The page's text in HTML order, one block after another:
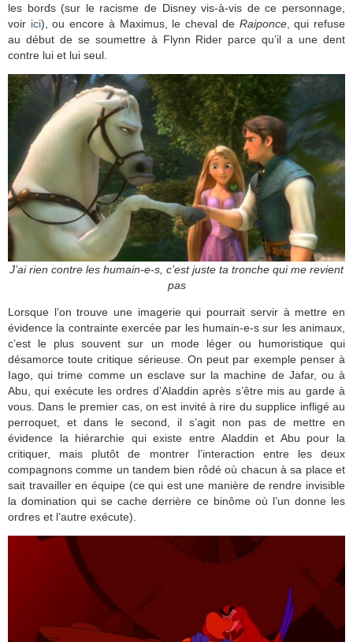
les bords (sur le racisme de Disney vis-à-vis de ce personnage,
voir ici), ou encore à Maximus, le cheval de Raiponce, qui refuse
au début de se soumettre à Flynn Rider parce qu’il a une dent
contre lui et lui seul.
J’ai rien contre les humain-e-s, c’est juste ta tronche qui me revient
pas
Lorsque l’on trouve une imagerie qui pourrait servir à mettre en
évidence la contrainte exercée par les humain-e-s sur les animaux,
c’est le plus souvent sur un mode léger ou humoristique qui
désamorce toute critique sérieuse. On peut par exemple penser à
Iago, qui trime comme un esclave sur la machine de Jafar, ou à
Abu, qui exécute les ordres d’Aladdin après s’être mis au garde à
vous. Dans le premier cas, on est invité à rire du supplice infligé au
perroquet, et dans le second, il s’agit non pas de mettre en
évidence la hiérarchie qui existe entre Aladdin et Abu pour la
critiquer, mais plutôt de montrer l’interaction entre les deux
compagnons comme un tandem bien rôdé où chacun à sa place et
sait travailler en équipe (ce qui est une manière de rendre invisible
la domination qui se cache derrière ce binôme où l’un donne les
ordres et l’autre exécute).